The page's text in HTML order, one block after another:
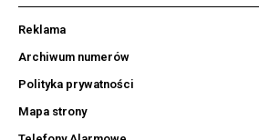
Reklama
Archiwum numerów
Polityka prywatności
Mapa strony